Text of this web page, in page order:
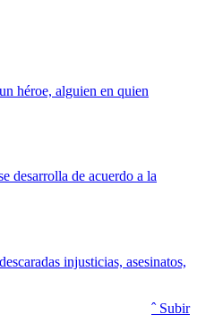
héroe, alguien en quien
desarrolla de acuerdo a la
injusticias, asesinatos,
ˆ Subir